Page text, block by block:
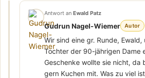
Antwort an Ewald Patz
Gudrun Nagel-Wiemer Autor
Wir sind eine gr. Runde,
Tochter der 90-jährigen Dame
Geschenke wollte sie nicht, da
gern Kuchen mit. Was zu viel